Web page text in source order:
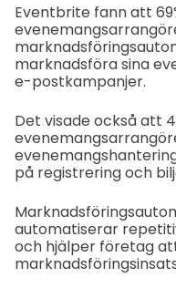
Eventbrite fann att
marknadsföra sina
e-postkampanjer.
Det visade också att
på registrering och
automatiserar
och hjälper företag